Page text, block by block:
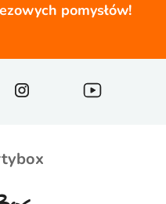
pomysłów!